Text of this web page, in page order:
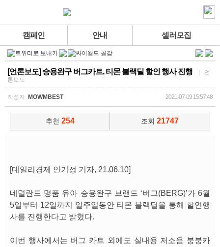
캠페인 안내 셀러모집
[언론보도] 승용완구 버그카트, 티몬 블랙딜 할인 행사 진행
| 언
론보도
작성자 MOWMBEST 2021-07-09 15:57:48
추천 254 조회 21747
[데일리경제 안기정 기자, 21.06.10]
네덜란드 명품 유아 승용완구 브랜드 ‘버그(BERG)’가 6월
5일부터 12일까지 일주일동안 티몬 블랙딜을 통해 할인행
사를 진행한다고 밝혔다.
이번 행사에서는 버그 카트 외에도 실내용 저소음 붕붕카